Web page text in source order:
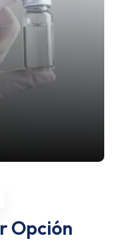
Opción